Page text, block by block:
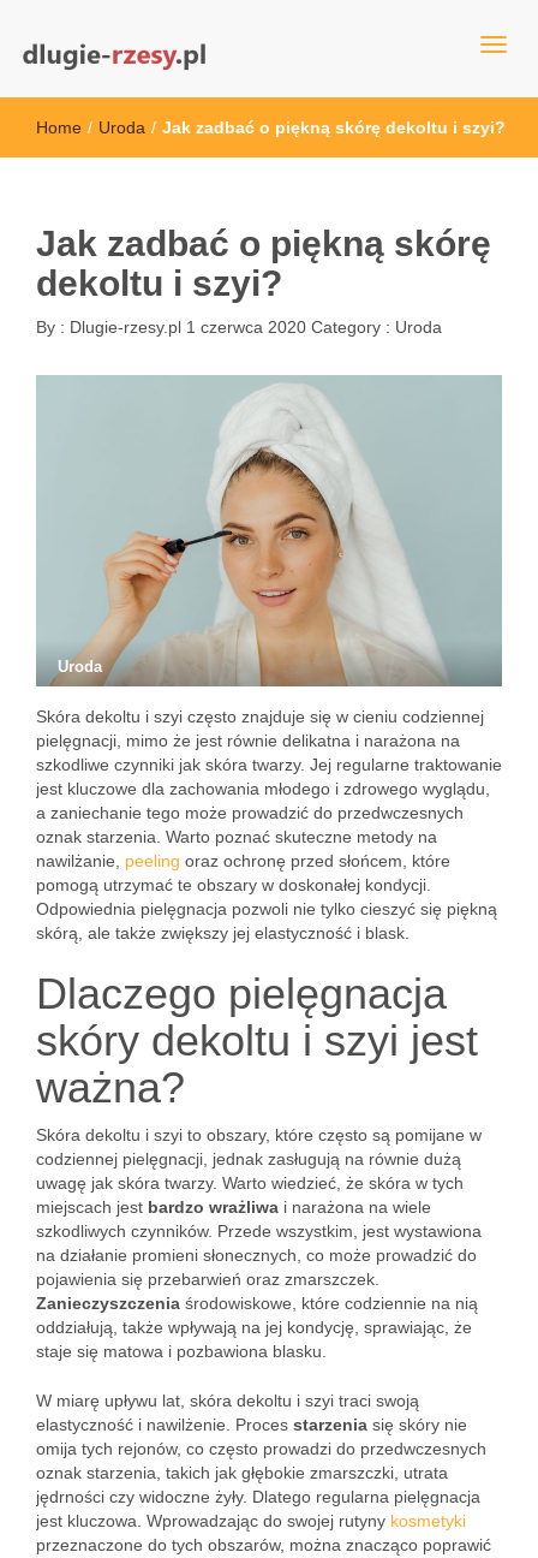
dlugie-rzesy.pl
Home / Uroda / Jak zadbać o piękną skórę dekoltu i szyi?
Jak zadbać o piękną skórę
dekoltu i szyi?
By : Dlugie-rzesy.pl 1 czerwca 2020 Category : Uroda
Uroda
Skóra dekoltu i szyi często znajduje się w cieniu codziennej
pielęgnacji, mimo że jest równie delikatna i narażona na
szkodliwe czynniki jak skóra twarzy. Jej regularne traktowanie
jest kluczowe dla zachowania młodego i zdrowego wyglądu,
a zaniechanie tego może prowadzić do przedwczesnych
oznak starzenia. Warto poznać skuteczne metody na
nawilżanie, peeling oraz ochronę przed słońcem, które
pomogą utrzymać te obszary w doskonałej kondycji.
Odpowiednia pielęgnacja pozwoli nie tylko cieszyć się piękną
skórą, ale także zwiększy jej elastyczność i blask.
Dlaczego pielęgnacja
skóry dekoltu i szyi jest
ważna?
Skóra dekoltu i szyi to obszary, które często są pomijane w
codziennej pielęgnacji, jednak zasługują na równie dużą
uwagę jak skóra twarzy. Warto wiedzieć, że skóra w tych
miejscach jest bardzo wrażliwa i narażona na wiele
szkodliwych czynników. Przede wszystkim, jest wystawiona
na działanie promieni słonecznych, co może prowadzić do
pojawienia się przebarwień oraz zmarszczek.
Zanieczyszczenia środowiskowe, które codziennie na nią
oddziałują, także wpływają na jej kondycję, sprawiając, że
staje się matowa i pozbawiona blasku.
W miarę upływu lat, skóra dekoltu i szyi traci swoją
elastyczność i nawilżenie. Proces starzenia się skóry nie
omija tych rejonów, co często prowadzi do przedwczesnych
oznak starzenia, takich jak głębokie zmarszczki, utrata
jędrności czy widoczne żyły. Dlatego regularna pielęgnacja
jest kluczowa. Wprowadzając do swojej rutyny kosmetyki
przeznaczone do tych obszarów, można znacząco poprawić